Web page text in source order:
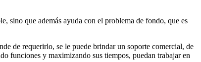
sino que además ayuda con el problema de fondo, que es
de requerirlo, se le puede brindar un soporte comercial, de
funciones y maximizando sus tiempos, puedan trabajar en